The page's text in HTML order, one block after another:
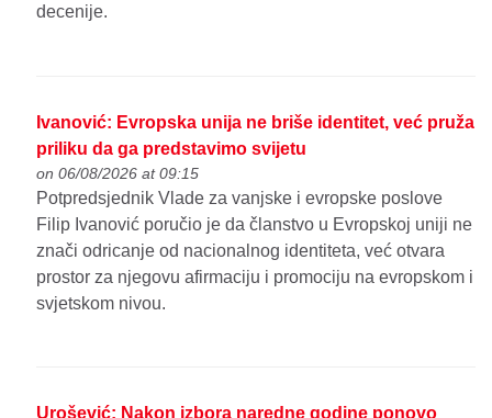
decenije.
Ivanović: Evropska unija ne briše identitet, već pruža
priliku da ga predstavimo svijetu
on 06/08/2026 at 09:15
Potpredsjednik Vlade za vanjske i evropske poslove
Filip Ivanović poručio je da članstvo u Evropskoj uniji ne
znači odricanje od nacionalnog identiteta, već otvara
prostor za njegovu afirmaciju i promociju na evropskom i
svjetskom nivou.
Urošević: Nakon izbora naredne godine ponovo